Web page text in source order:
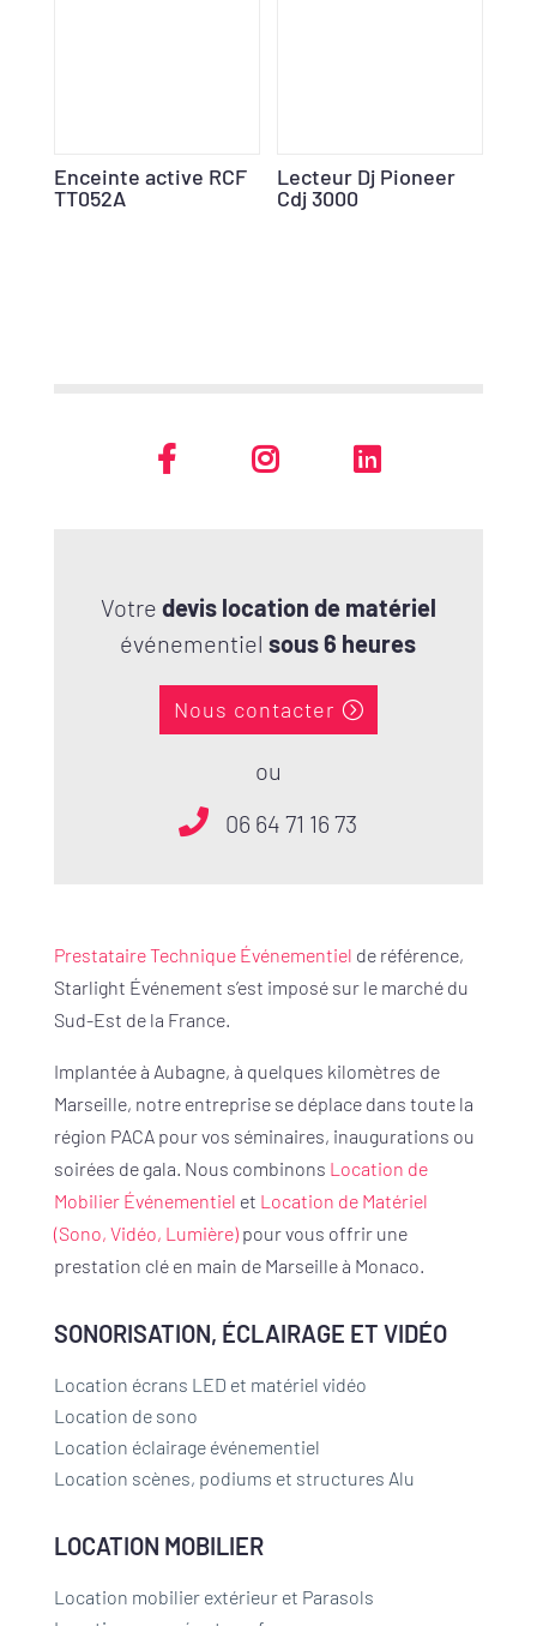
Enceinte active RCF
TT052A
Lecteur Dj Pioneer
Cdj 3000
Votre devis location de matériel
événementielsous 6 heures
Nous contacter
ou
06 64 71 16 73
Prestataire Technique Événementiel de référence,
Starlight Événement s’est imposé sur le marché du
Sud-Est de la France.
Implantée à Aubagne, à quelques kilomètres de
Marseille, notre entreprise se déplace dans toute la
région PACA pour vos séminaires, inaugurations ou
soirées de gala. Nous combinons Location de
Mobilier Événementiel et Location de Matériel
(Sono, Vidéo, Lumière)pour vous offrir une
prestation clé en main de Marseille à Monaco.
SONORISATION, ÉCLAIRAGE ET VIDÉO
Location écrans LED et matériel vidéo
Location de sono
Location éclairage événementiel
Location scènes, podiums et structures Alu
LOCATION MOBILIER
Location mobilier extérieur et Parasols